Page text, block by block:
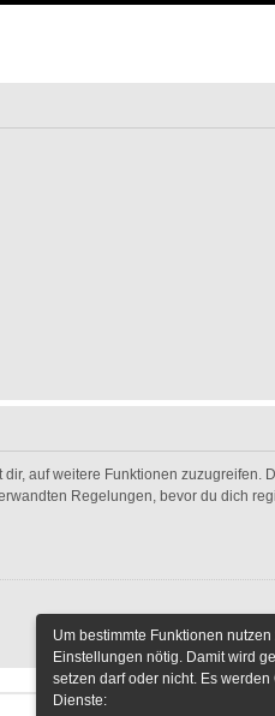
auf weitere Funktionen zuzugreifen.
Regelungen, bevor du dich
Um bestimmte Funktionen
Einstellungen nötig. Damit wird
setzen darf oder nicht. Es
Dienste: